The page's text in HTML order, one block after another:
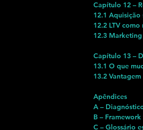
Capítulo 12 –
12.1 Aquisição
12.2 LTV
12.3
Capítulo 13 –
13.1 O que
13.2
Apêndices
A –
B –
C – Glossário